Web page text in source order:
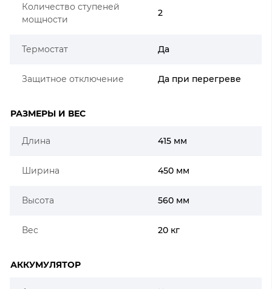
Количество ступеней
мощности
2
Термостат Да
Защитное отключение Да при перегреве
РАЗМЕРЫ И ВЕС
Длина 415 мм
Ширина 450 мм
Высота 560 мм
Вес 20 кг
АККУМУЛЯТОР